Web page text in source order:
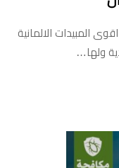
المبيدات الالمانية
ولها…